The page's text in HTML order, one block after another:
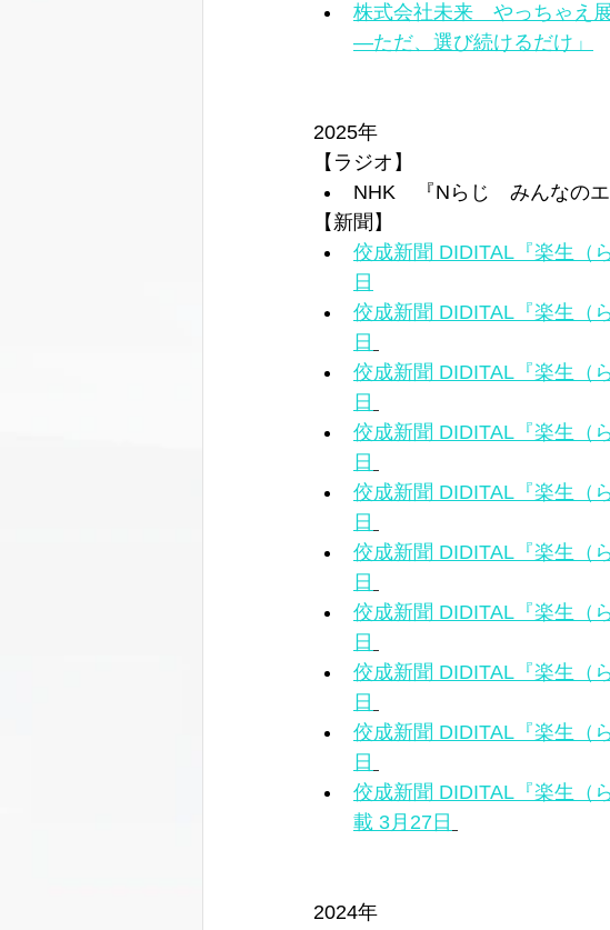
株式会社未来　やっちゃえ
―ただ、選び続けるだけ」
2025年
【ラジオ】
NHK　『Nらじ　みんなの
【新聞】
佼成新聞 DIDITAL『楽生（
日
佼成新聞 DIDITAL『楽生（
日
佼成新聞 DIDITAL『楽生（
日
佼成新聞 DIDITAL『楽生（
日
佼成新聞 DIDITAL『楽生（
日
佼成新聞 DIDITAL『楽生（
日
佼成新聞 DIDITAL『楽生（
日
佼成新聞 DIDITAL『楽生（
日
佼成新聞 DIDITAL『楽生（
日
佼成新聞 DIDITAL『楽生（
載 3月27日
2024年